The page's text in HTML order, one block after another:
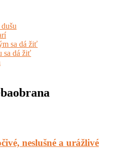
sa dá žiť
sa dá žiť
neslušné a urážlivé